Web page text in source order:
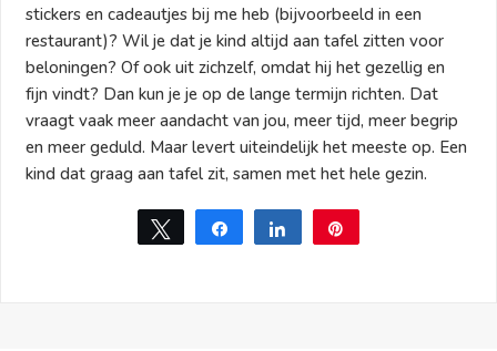
stickers en cadeautjes bij me heb (bijvoorbeeld in een
restaurant)? Wil je dat je kind altijd aan tafel zitten voor
beloningen? Of ook uit zichzelf, omdat hij het gezellig en
fijn vindt? Dan kun je je op de lange termijn richten. Dat
vraagt vaak meer aandacht van jou, meer tijd, meer begrip
en meer geduld. Maar levert uiteindelijk het meeste op. Een
kind dat graag aan tafel zit, samen met het hele gezin.
Tweet Share Share